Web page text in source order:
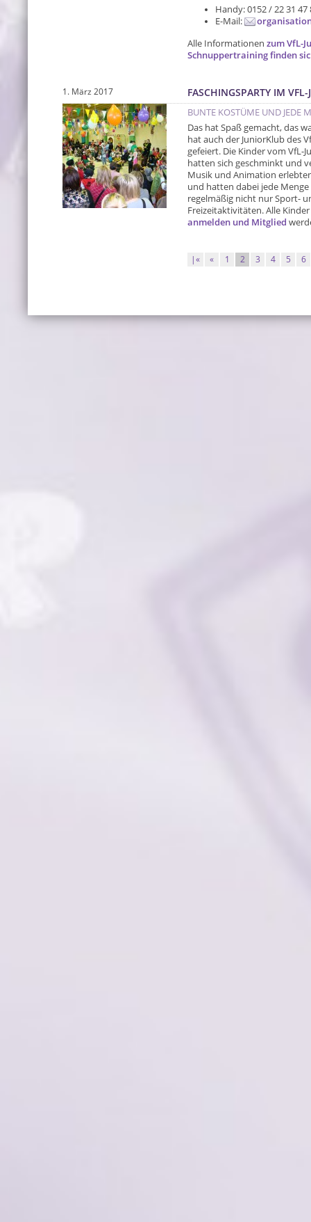
Handy: 0152 / 22 31 47
E-Mail:
Alle Informationen zum VfL-
Schnuppertraining finden
FASCHINGSPARTY IM
1. März 2017
BUNTE KOSTÜME UND JEDE
Das hat Spaß gemacht, das
hat auch der JuniorKlub des
gefeiert. Die Kinder vom VfL-
hatten sich geschminkt und
Musik und Animation
und hatten dabei jede
regelmäßig nicht nur Sport-
Freizeitaktivitäten. Alle
anmelden und Mitglied
|« « 1 2 3 4 5 6